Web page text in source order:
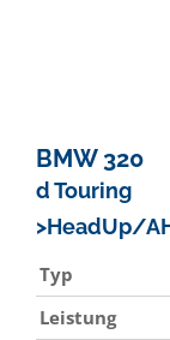
BMW 320
d Touring
>HeadUp/
Typ
Leistung